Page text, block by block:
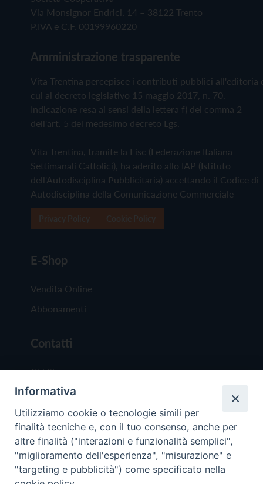
Via Monsignor Endrici, 14 – 38122 Trento
P.IVA e C.F. 00199960220
Amministrazione trasparente
Vita Trentina percepisce i contributi pubblici all'editoria
cui al decreto legislativo 15 maggio 2017, n. 70.
Indicazione resa ai sensi della lettera f) del comma 2
dell'art. 5 del medesimo decreto Lgs.
Vita Trentina, tramite la Fisc (Federazione Italiana
Settimanali Cattolici), ha aderito allo IAP (Istituto
dell'Autodisciplina Pubblicitaria) accettando il Codice di
Autodisciplina della Comunicazione Commerciale
E-Shop
Vendita Online
Abbonamenti
Contatti
Chi Siamo
Redazione
Scrivici
Informativa
Utilizziamo cookie o tecnologie simili per
finalità tecniche e, con il tuo consenso, anche per
altre finalità ("interazioni e funzionalità semplici",
"miglioramento dell'esperienza", "misurazione" e
"targeting e pubblicità") come specificato nella